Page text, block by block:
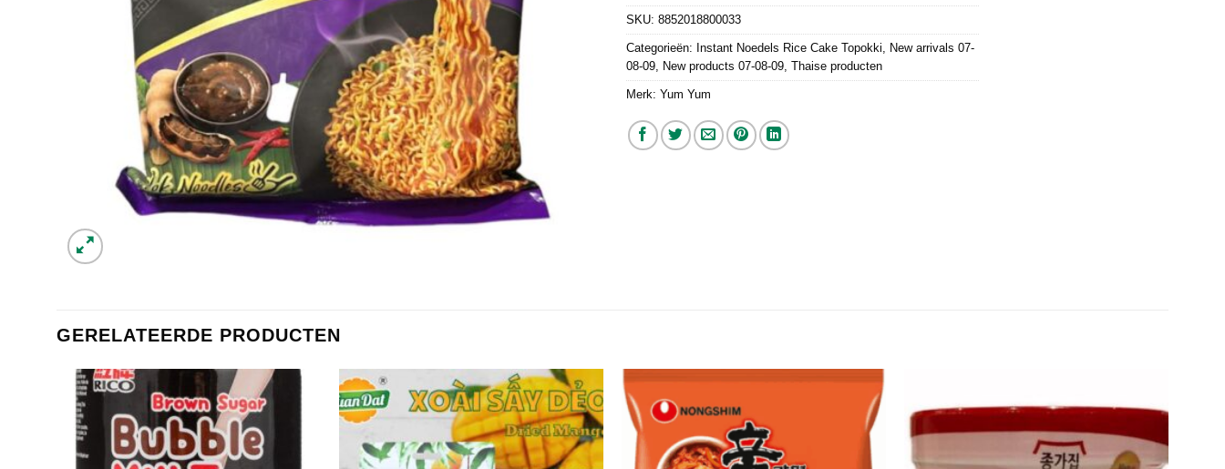
SKU: 8852018800033
Categorieën: Instant Noedels Rice Cake Topokki, New arrivals 07-
08-09, New products 07-08-09, Thaise producten
Merk: Yum Yum
GERELATEERDE PRODUCTEN